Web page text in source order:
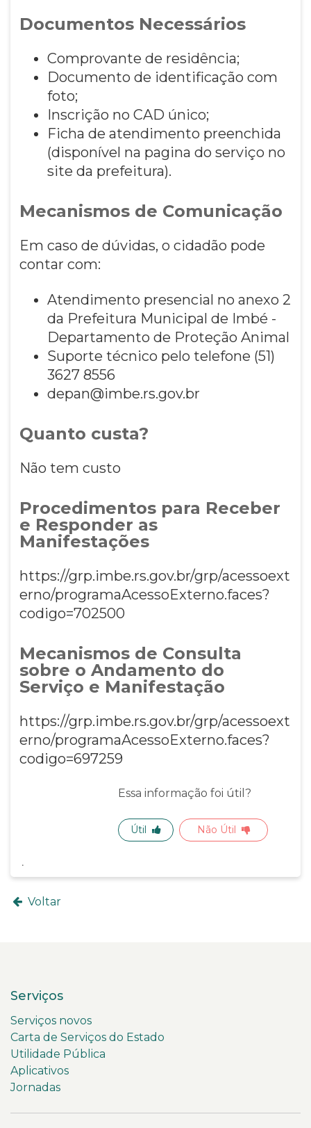
Documentos Necessários
Comprovante de residência;
Documento de identificação com
foto;
Inscrição no CAD único;
Ficha de atendimento preenchida
(disponível na pagina do serviço no
site da prefeitura).
Mecanismos de Comunicação
Em caso de dúvidas, o cidadão pode
contar com:
Atendimento presencial no anexo 2
da Prefeitura Municipal de Imbé -
Departamento de Proteção Animal
Suporte técnico pelo telefone (51)
3627 8556
depan@imbe.rs.gov.br
Quanto custa?
Não tem custo
Procedimentos para Receber
e Responder as
Manifestações
https://grp.imbe.rs.gov.br/grp/acessoext
erno/programaAcessoExterno.faces?
codigo=702500
Mecanismos de Consulta
sobre o Andamento do
Serviço e Manifestação
https://grp.imbe.rs.gov.br/grp/acessoext
erno/programaAcessoExterno.faces?
codigo=697259
Essa informação foi útil?
Útil Não Útil
Voltar
Serviços
Serviços novos
Carta de Serviços do Estado
Utilidade Pública
Aplicativos
Jornadas